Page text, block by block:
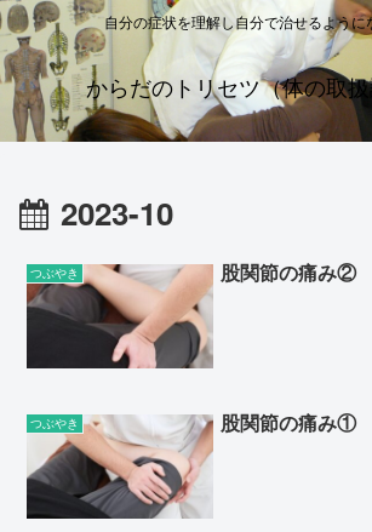
自分の症状を理解し自分で治せるように
からだのトリセツ（体の取
2023-10
つぶやき 股関節の痛み②
つぶやき 股関節の痛み①